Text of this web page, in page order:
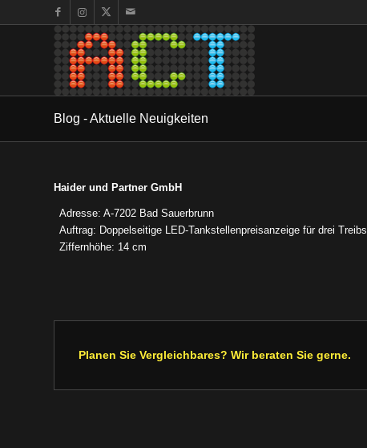
Blog - Aktuelle Neuigkeiten
Haider und Partner GmbH
Adresse: A-7202 Bad Sauerbrunn
Auftrag: Doppelseitige LED-Tankstellenpreisanzeige für drei
Ziffernhöhe: 14 cm
Planen Sie Vergleichbares? Wir beraten Sie gerne.